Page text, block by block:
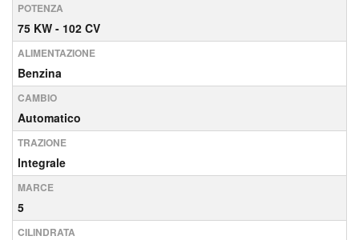
POTENZA
75 KW - 102 CV
ALIMENTAZIONE
Benzina
CAMBIO
Automatico
TRAZIONE
Integrale
MARCE
5
CILINDRATA